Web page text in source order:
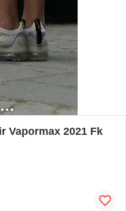
Vapormax 2021 Fk